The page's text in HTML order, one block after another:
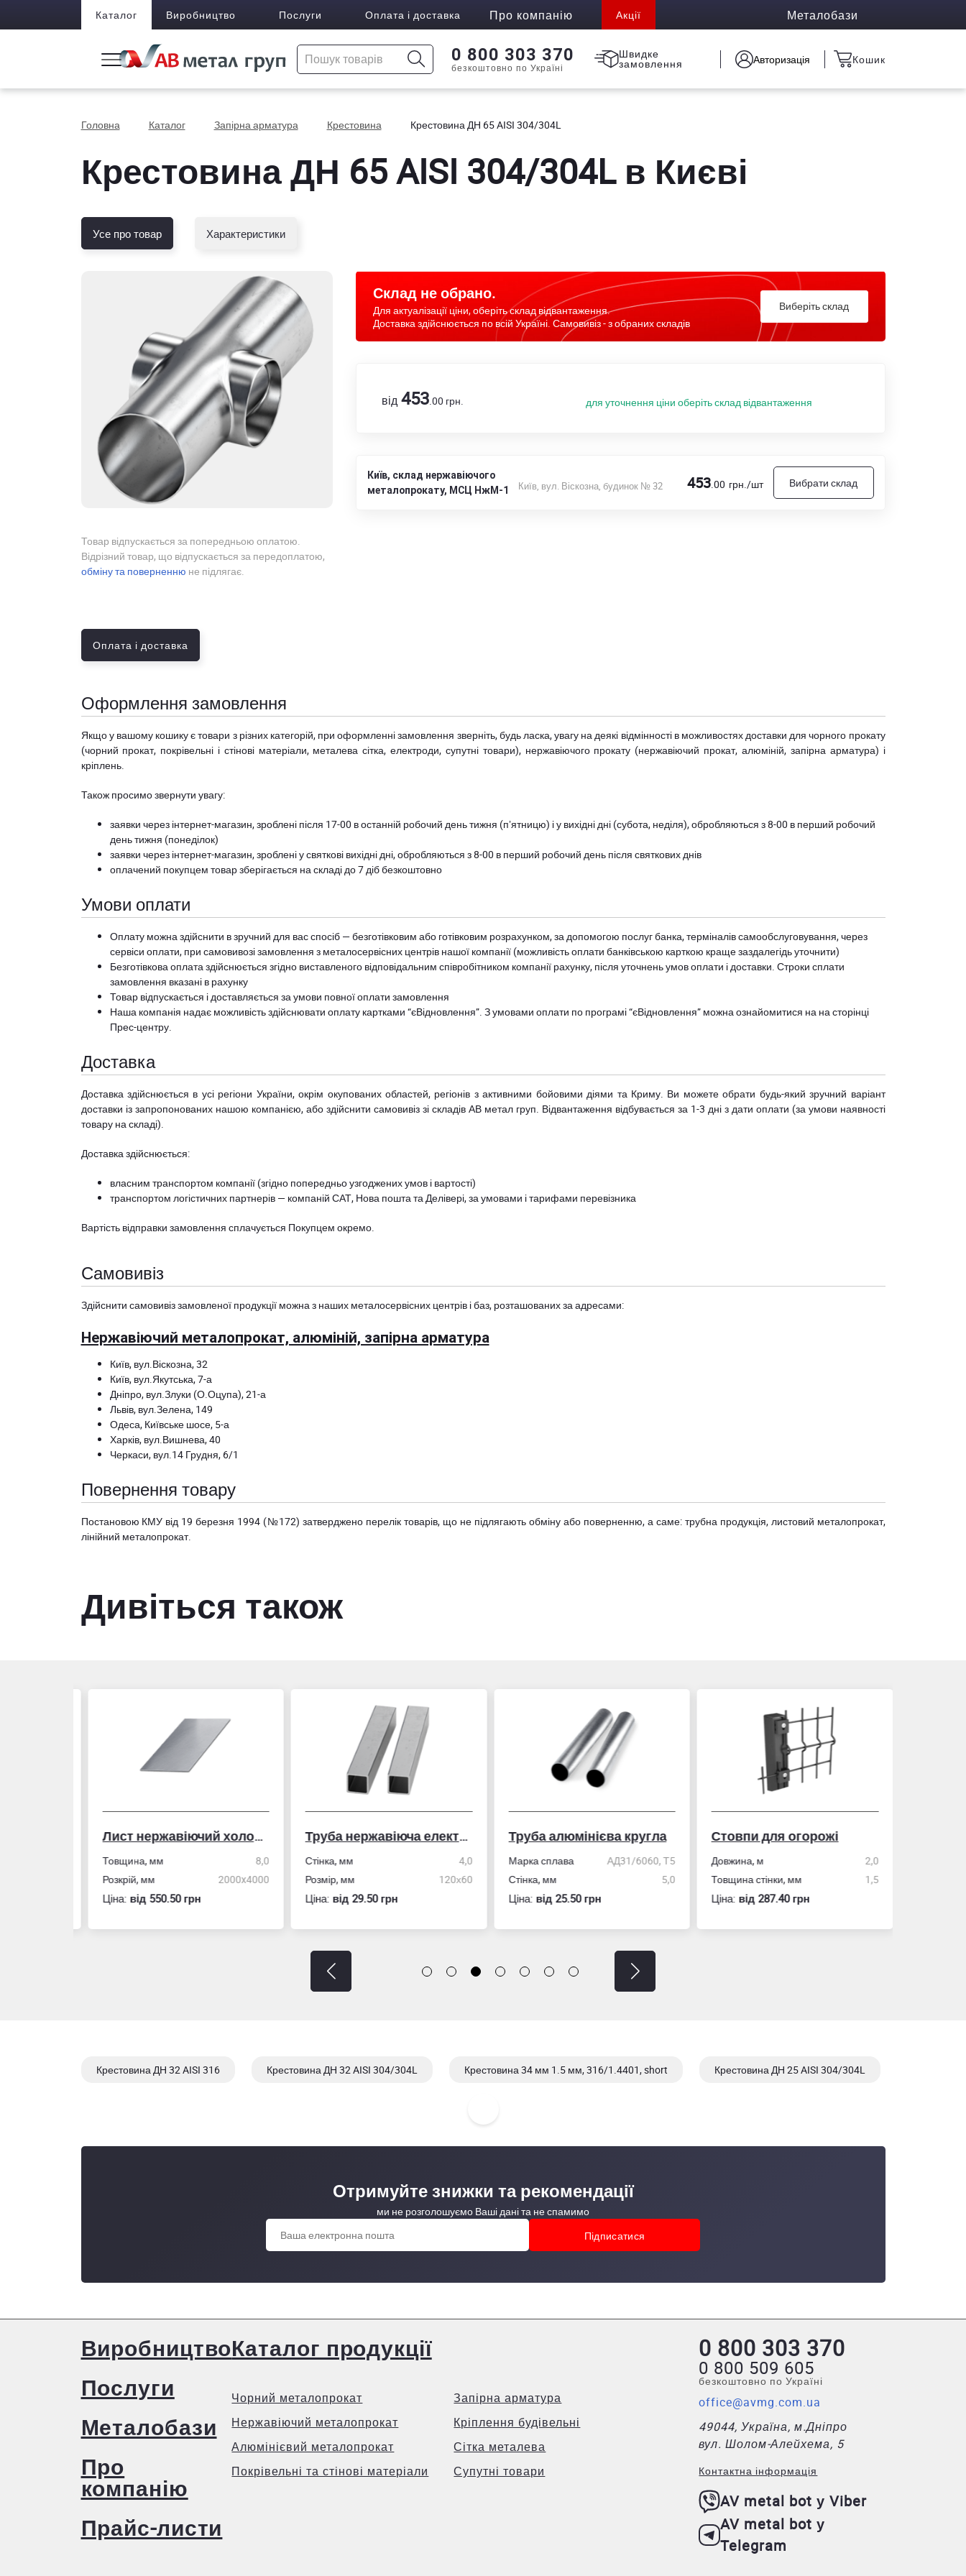
Каталог Виробництво Послуги Оплата і доставка Про компанію Акції Металобази
0 800 303 370
безкоштовно по Україні
Швидке
замовлення Авторизація Кошик
Головна Каталог Запірна арматура Крестовина Крестовина ДН 65 AISI 304/304L
Крестовина ДН 65 AISI 304/304L в Києві
Усе про товар Характеристики
Товар відпускається за попередньою оплатою.
Відрізний товар, що відпускається за передоплатою,
обміну та поверненню не підлягає.
Склад не обрано.
Для актуалізації ціни, оберіть склад відвантаження.
Доставка здійснюється по всій Україні. Самовивіз - з обраних складів
Виберіть склад
від 453.00 грн. для уточнення ціни оберіть склад відвантаження
Київ, склад нержавіючого
металопрокату, МСЦ НжМ-1
Київ, вул. Віскозна, будинок № 32 453.00 грн./шт Вибрати склад
Оплата і доставка
Оформлення замовлення
Якщо у вашому кошику є товари з різних категорій, при оформленні замовлення зверніть, будь ласка, увагу на деякі відмінності в можливостях доставки для чорного прокату
(чорний прокат, покрівельні і стінові матеріали, металева сітка, електроди, супутні товари), нержавіючого прокату (нержавіючий прокат, алюміній, запірна арматура) і
кріплень.
Також просимо звернути увагу:
заявки через інтернет-магазин, зроблені після 17-00 в останній робочий день тижня (пʼятницю) і у вихідні дні (субота, неділя), обробляються з 8-00 в перший робочий
день тижня (понеділок)
заявки через інтернет-магазин, зроблені у святкові вихідні дні, обробляються з 8-00 в перший робочий день після святкових днів
оплачений покупцем товар зберігається на складі до 7 діб безкоштовно
Умови оплати
Оплату можна здійснити в зручний для вас спосіб — безготівковим або готівковим розрахунком, за допомогою послуг банка, терміналів самообслуговування, через
сервіси оплати, при самовивозі замовлення з металосервісних центрів нашої компанії (можливість оплати банківською карткою краще заздалегідь уточнити)
Безготівкова оплата здійснюється згідно виставленого відповідальним співробітником компанії рахунку, після уточнень умов оплати і доставки. Строки сплати
замовлення вказані в рахунку
Товар відпускається і доставляється за умови повної оплати замовлення
Наша компанія надає можливість здійснювати оплату картками “єВідновлення”. З умовами оплати по програмі “єВідновлення” можна ознайомитися на на сторінці
Прес-центру.
Доставка
Доставка здійснюється в усі регіони України, окрім окупованих областей, регіонів з активними бойовими діями та Криму. Ви можете обрати будь-який зручний варіант
доставки із запропонованих нашою компанією, або здійснити самовивіз зі складів АВ метал груп. Відвантаження відбувається за 1-3 дні з дати оплати (за умови наявності
товару на складі).
Доставка здійснюється:
власним транспортом компанії (згідно попередньо узгоджених умов і вартості)
транспортом логістичних партнерів — компаній САТ, Нова пошта та Делівері, за умовами і тарифами перевізника
Вартість відправки замовлення сплачується Покупцем окремо.
Самовивіз
Здійснити самовивіз замовленої продукції можна з наших металосервісних центрів і баз, розташованих за адресами:
Нержавіючий металопрокат, алюміній, запірна арматура
Київ, вул.Віскозна, 32
Київ, вул.Якутська, 7-а
Дніпро, вул.Злуки (О.Оцупа), 21-а
Львів, вул.Зелена, 149
Одеса, Київське шосе, 5-а
Харків, вул.Вишнева, 40
Черкаси, вул.14 Грудня, 6/1
Повернення товару
Постановою КМУ від 19 березня 1994 (№172) затверджено перелік товарів, що не підлягають обміну або поверненню, а саме: трубна продукція, листовий металопрокат,
лінійний металопрокат.
Дивіться також
Лист нержавіючий холоднокатаний
Товщина, мм
8,0
Розкрій, мм
2000x4000
Ціна:вiд 550.50 грн
Труба нержавіюча електрозварна профільна
Стінка, мм
4,0
Розмір, мм
120х60
Ціна:вiд 29.50 грн
Труба алюмінієва кругла
Марка сплава
АД31/6060, Т5
Стінка, мм
5,0
Ціна:вiд 25.50 грн
Стовпи для огорожі
Довжина, м
2,0
Товщина стінки, мм
1,5
Ціна:вiд 287.40 грн
Крестовина ДН 32 AISI 316 Крестовина ДН 32 AISI 304/304L Крестовина 34 мм 1.5 мм, 316/1.4401, short Крестовина ДН 25 AISI 304/304L
Отримуйте знижки та рекомендації
ми не розголошуємо Ваші дані та не спамимо
Виробництво
Послуги
Металобази
Про
компанію
Прайс-листи
Каталог продукції
Чорний металопрокат
Нержавіючий металопрокат
Алюмінієвий металопрокат
Покрівельні та стінові матеріали
Запірна арматура
Кріплення будівельні
Сітка металева
Супутні товари
0 800 303 370
0 800 509 605
безкоштовно по Україні
office@avmg.com.ua
49044, Україна, м.Дніпро
вул. Шолом-Алейхема, 5
Контактна інформація
AV metal bot у Viber
AV metal bot у
Telegram